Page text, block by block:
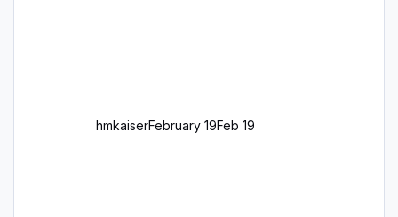
hmkaiserFebruary 19Feb 19